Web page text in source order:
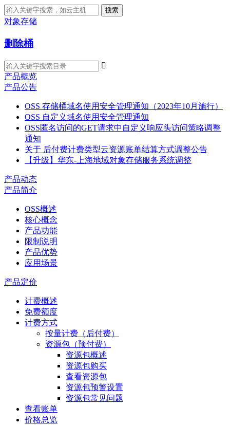
搜索
对象存储
删除桶

产品概览
产品公告
OSS 存储桶域名使用安全管理通知（2023年10月施行）
OSS 自定义域名使用安全管理通知
OSS匿名访问的GET请求中自定义响应头访问策略调整
通知
关于 后付费计费类型云资源账单结算方式调整公告
【升级】华东-上海地域对象存储服务系统调整
产品动态
产品简介
OSS概述
核心概念
产品功能
限制说明
产品优势
应用场景
产品定价
计费概述
免费额度
计费方式
按量计费（后付费）
资源包（预付费）
资源包概述
资源包购买
查看资源包
资源包预警设置
资源包常见问题
查看账单
价格总览